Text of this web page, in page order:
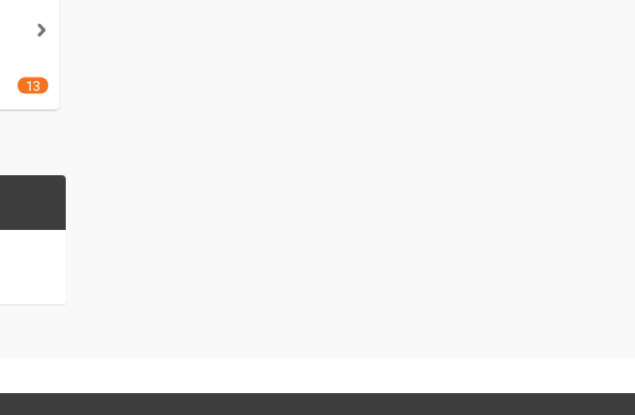
13